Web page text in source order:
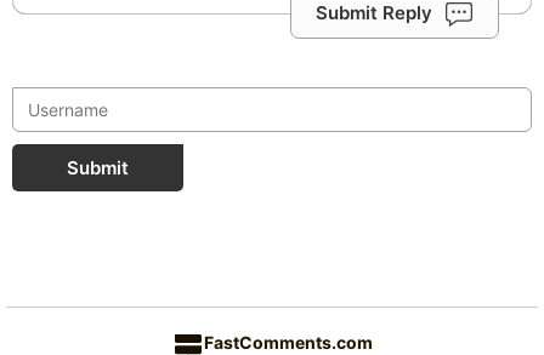
Submit Reply
Submit
FastComments.com